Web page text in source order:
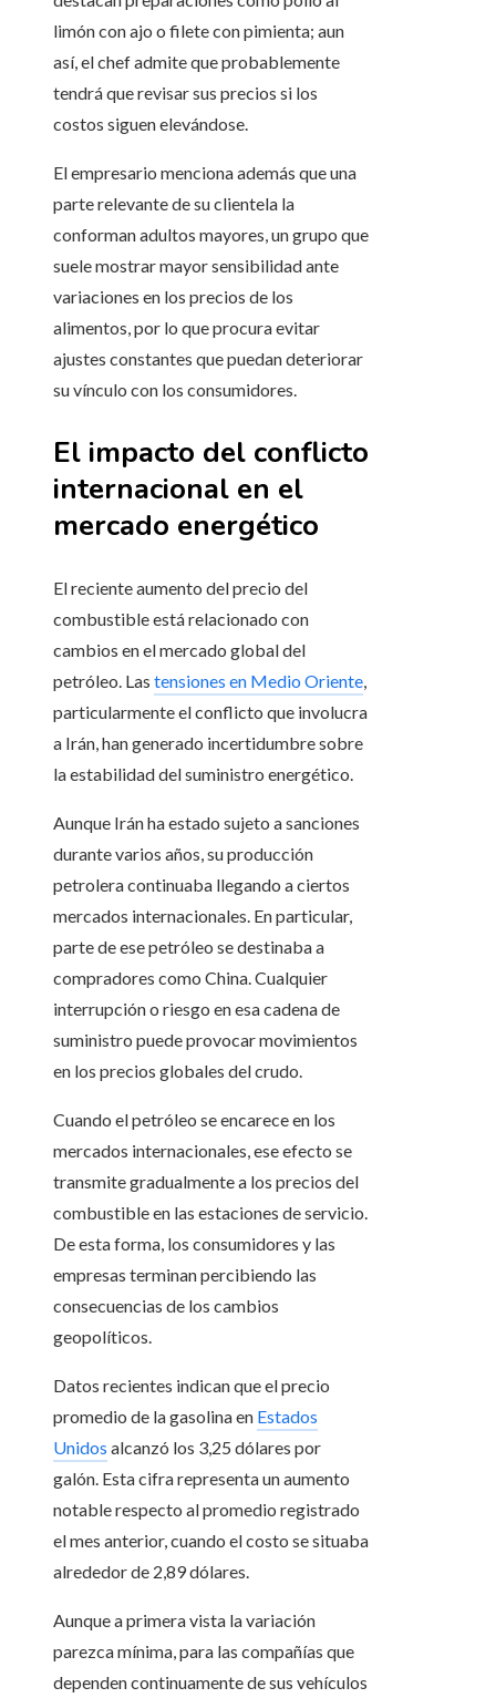
limón con ajo o filete con pimienta; aun
así, el chef admite que probablemente
tendrá que revisar sus precios si los
costos siguen elevándose.
El empresario menciona además que una
parte relevante de su clientela la
conforman adultos mayores, un grupo que
suele mostrar mayor sensibilidad ante
variaciones en los precios de los
alimentos, por lo que procura evitar
ajustes constantes que puedan deteriorar
su vínculo con los consumidores.
El impacto del conflicto
internacional en el
mercado energético
El reciente aumento del precio del
combustible está relacionado con
cambios en el mercado global del
petróleo. Las tensiones en Medio Oriente,
particularmente el conflicto que involucra
a Irán, han generado incertidumbre sobre
la estabilidad del suministro energético.
Aunque Irán ha estado sujeto a sanciones
durante varios años, su producción
petrolera continuaba llegando a ciertos
mercados internacionales. En particular,
parte de ese petróleo se destinaba a
compradores como China. Cualquier
interrupción o riesgo en esa cadena de
suministro puede provocar movimientos
en los precios globales del crudo.
Cuando el petróleo se encarece en los
mercados internacionales, ese efecto se
transmite gradualmente a los precios del
combustible en las estaciones de servicio.
De esta forma, los consumidores y las
empresas terminan percibiendo las
consecuencias de los cambios
geopolíticos.
Datos recientes indican que el precio
promedio de la gasolina en Estados
Unidos alcanzó los 3,25 dólares por
galón. Esta cifra representa un aumento
notable respecto al promedio registrado
el mes anterior, cuando el costo se situaba
alrededor de 2,89 dólares.
Aunque a primera vista la variación
parezca mínima, para las compañías que
dependen continuamente de sus vehículos